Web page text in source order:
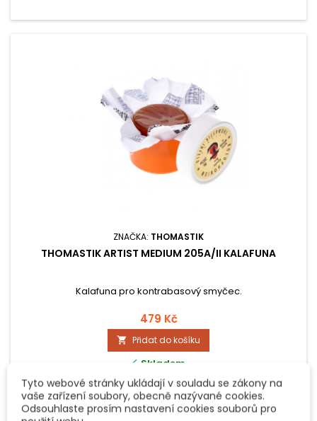
ZNAČKA: THOMASTIK
THOMASTIK ARTIST MEDIUM 205A/II KALAFUNA
Kalafuna pro kontrabasový smyčec.
479 Kč
 Přidat do košíku
 Skladem
Skladem:
Tyto webové stránky ukládají v souladu se zákony na
vaše zařízení soubory, obecně nazývané cookies.
Odsouhlaste prosím nastavení cookies souborů pro